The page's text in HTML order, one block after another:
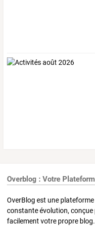
Overblog : Votre
OverBlog est une
constante évolution, conçue
facilement votre propre